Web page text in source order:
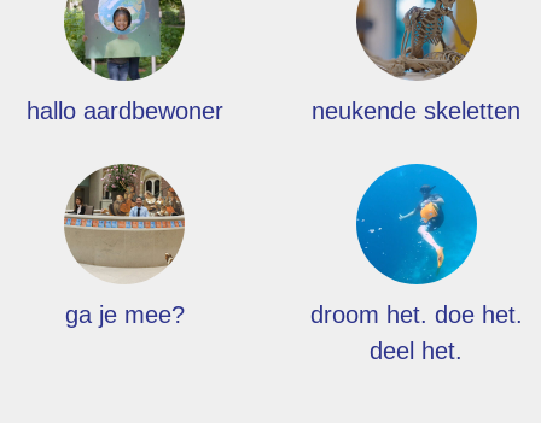
hallo aardbewoner neukende skeletten
ga je mee?
droom het. doe het.
deel het.